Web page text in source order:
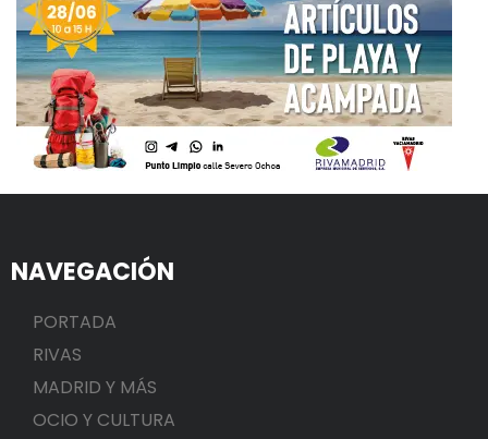
NAVEGACIÓN
PORTADA
RIVAS
MADRID Y MÁS
OCIO Y CULTURA